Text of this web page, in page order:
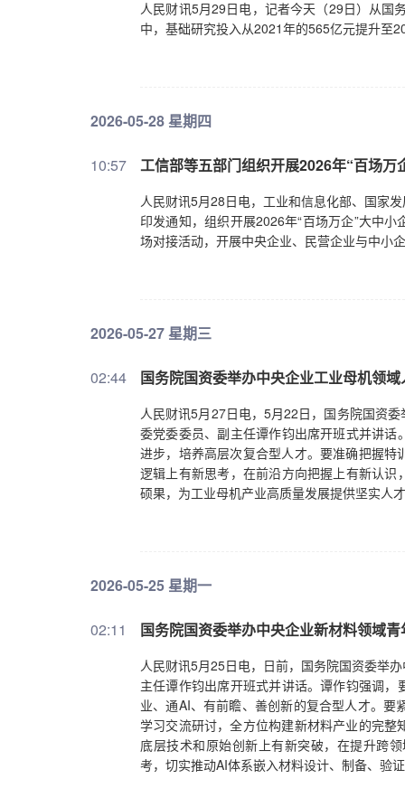
人民财讯5月29日电，记者今天（29日）从国
中，基础研究投入从2021年的565亿元提升至
2026-05-28 星期四
10:57 工信部等五部门组织开展2026年“百场万
人民财讯5月28日电，工业和信息化部、国家
印发通知，组织开展2026年“百场万企”大中
场对接活动，开展中央企业、民营企业与中小
2026-05-27 星期三
02:44 国务院国资委举办中央企业工业母机领
人民财讯5月27日电，5月22日，国务院国资
委党委委员、副主任谭作钧出席开班式并讲
进步，培养高层次复合型人才。要准确把握
逻辑上有新思考，在前沿方向把握上有新认
硕果，为工业母机产业高质量发展提供坚实人
2026-05-25 星期一
02:11 国务院国资委举办中央企业新材料领域
人民财讯5月25日电，日前，国务院国资委举
主任谭作钧出席开班式并讲话。谭作钧强调
业、通AI、有前瞻、善创新的复合型人才。
学习交流研讨，全方位构建新材料产业的完
底层技术和原始创新上有新突破，在提升跨
考，切实推动AI体系嵌入材料设计、制备、验